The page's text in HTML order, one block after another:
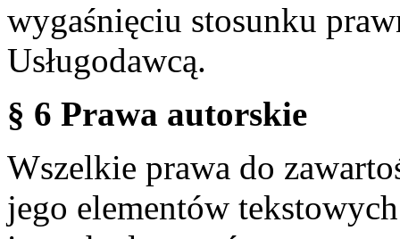
wygaśnięciu stosunku
Usługodawcą.
§ 6 Prawa autorskie
Wszelkie prawa do
jego elementów